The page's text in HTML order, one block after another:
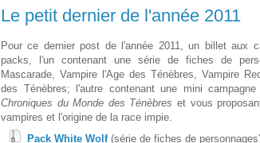
Le petit dernier de l'année 2011
Pour ce dernier post de l'année 2011, un billet aux
packs, l'un contenant une série de fiches de
Mascarade, Vampire l'Age des Ténèbres, Vampire
des Ténèbres; l'autre contenant une mini
Chroniques du Monde des Ténèbres et vous
vampires et l'origine de la race impie.
Pack White Wolf(série de fiches de